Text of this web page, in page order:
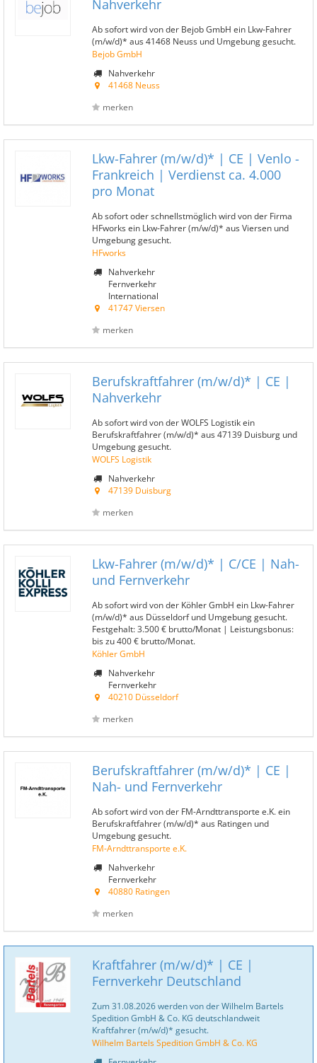
Nahverkehr
Ab sofort wird von der Bejob GmbH ein Lkw-Fahrer
(m/w/d)* aus 41468 Neuss und Umgebung gesucht.
Bejob GmbH
Nahverkehr
41468 Neuss
merken
Lkw-Fahrer (m/w/d)* | CE | Venlo -
Frankreich | Verdienst ca. 4.000
pro Monat
Ab sofort oder schnellstmöglich wird von der Firma
HFworks ein Lkw-Fahrer (m/w/d)* aus Viersen und
Umgebung gesucht.
HFworks
Nahverkehr
Fernverkehr
International
41747 Viersen
merken
Berufskraftfahrer (m/w/d)* | CE |
Nahverkehr
Ab sofort wird von der WOLFS Logistik ein
Berufskraftfahrer (m/w/d)* aus 47139 Duisburg und
Umgebung gesucht.
WOLFS Logistik
Nahverkehr
47139 Duisburg
merken
Lkw-Fahrer (m/w/d)* | C/CE | Nah-
und Fernverkehr
Ab sofort wird von der Köhler GmbH ein Lkw-Fahrer
(m/w/d)* aus Düsseldorf und Umgebung gesucht.
Festgehalt: 3.500 € brutto/Monat | Leistungsbonus:
bis zu 400 € brutto/Monat.
Köhler GmbH
Nahverkehr
Fernverkehr
40210 Düsseldorf
merken
Berufskraftfahrer (m/w/d)* | CE |
Nah- und Fernverkehr
Ab sofort wird von der FM-Arndttransporte e.K. ein
Berufskraftfahrer (m/w/d)* aus Ratingen und
Umgebung gesucht.
FM-Arndttransporte e.K.
Nahverkehr
Fernverkehr
40880 Ratingen
merken
Kraftfahrer (m/w/d)* | CE |
Fernverkehr Deutschland
Zum 31.08.2026 werden von der Wilhelm Bartels
Spedition GmbH & Co. KG deutschlandweit
Kraftfahrer (m/w/d)* gesucht.
Wilhelm Bartels Spedition GmbH & Co. KG